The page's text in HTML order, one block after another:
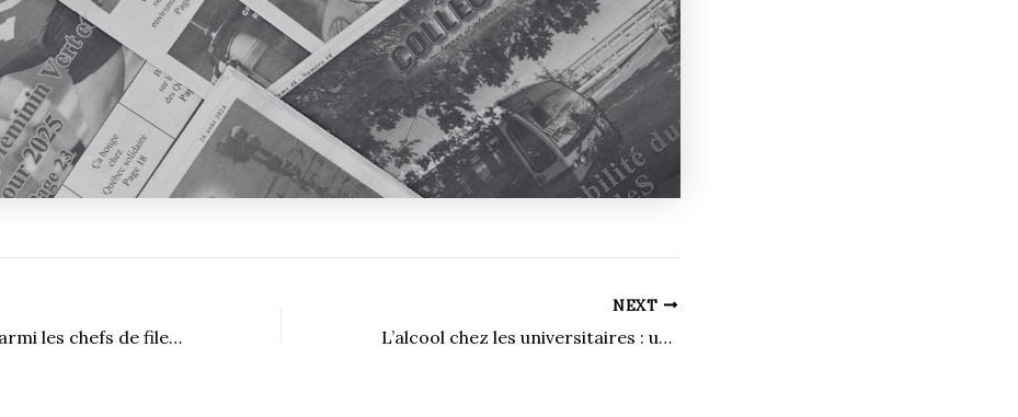
Sherbrooke parmi les chefs de file en matière de gestion des matières résiduelles
NEXT
L’alcool chez les universitaires : un constat inquiétant à Sherbrooke